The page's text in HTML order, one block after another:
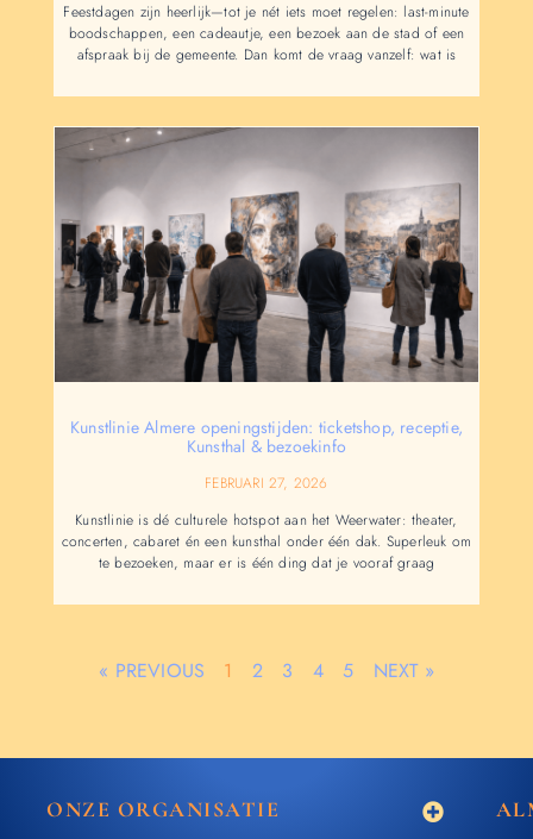
Feestdagen zijn heerlijk—tot je nét iets moet regelen: last-minute
boodschappen, een cadeautje, een bezoek aan de stad of een
afspraak bij de gemeente. Dan komt de vraag vanzelf: wat is
Kunstlinie Almere openingstijden: ticketshop, receptie,
Kunsthal & bezoekinfo
FEBRUARI 27, 2026
Kunstlinie is dé culturele hotspot aan het Weerwater: theater,
concerten, cabaret én een kunsthal onder één dak. Superleuk om
te bezoeken, maar er is één ding dat je vooraf graag
« PREVIOUS 1 2 3 4 5 NEXT »
ONZE ORGANISATIE